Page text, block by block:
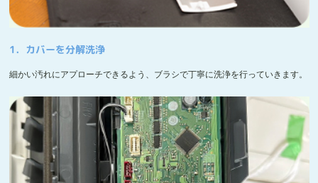
1．カバーを分解洗浄
細かい汚れにアプローチできるよう、ブラシで丁寧に洗浄を行っていきます。